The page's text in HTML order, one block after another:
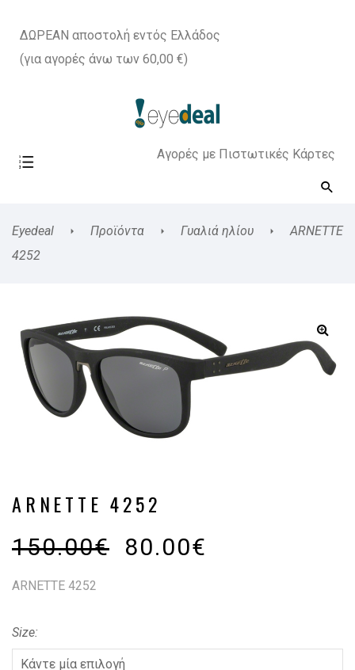
ΔΩΡΕΑΝ αποστολή εντός Ελλάδος
(για αγορές άνω των 60,00 €)
Αγορές με Πιστωτικές Κάρτες
Eyedeal Προϊόντα Γυαλιά ηλίου
ARNETTE
4252
ARNETTE 4252
150.00€ 80.00€
ARNETTE 4252
Size